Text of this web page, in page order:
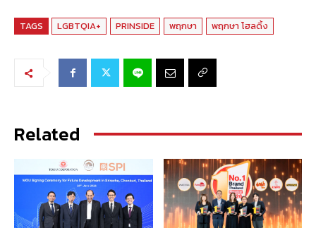
TAGS LGBTQIA+ PRINSIDE พฤกษา พฤกษา โฮลดิ้ง
Related